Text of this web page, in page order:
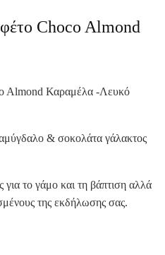
Choco Almond
Almond Καραμέλα -Λευκό
& σοκολάτα γάλακτος
για το γάμο και τη βάπτιση αλλά
της εκδήλωσης σας.